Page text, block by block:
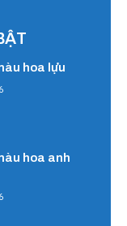
hoa lựu
hoa anh